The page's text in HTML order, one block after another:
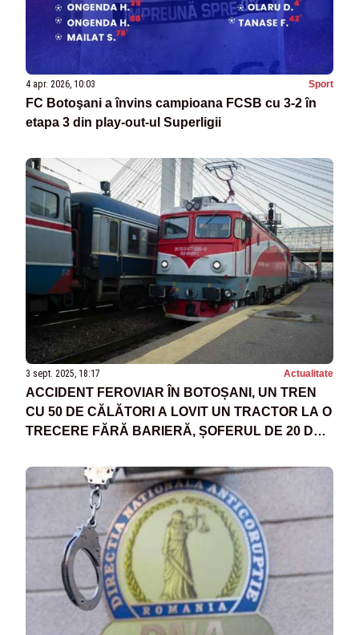
4 apr. 2026, 10:03 Sport
FC Botoşani a învins campioana FCSB cu 3-2 în
etapa 3 din play-out-ul Superligii
3 sept. 2025, 18:17 Actualitate
ACCIDENT FEROVIAR ÎN BOTOȘANI, UN TREN
CU 50 DE CĂLĂTORI A LOVIT UN TRACTOR LA O
TRECERE FĂRĂ BARIERĂ, ȘOFERUL DE 20 DE